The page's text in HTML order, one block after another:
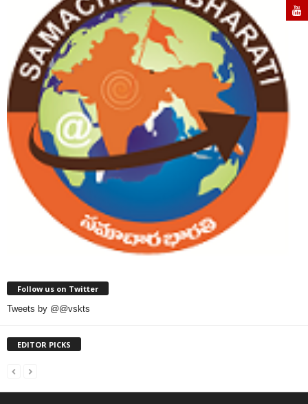
Follow us on Twitter
Tweets by @@vskts
EDITOR PICKS